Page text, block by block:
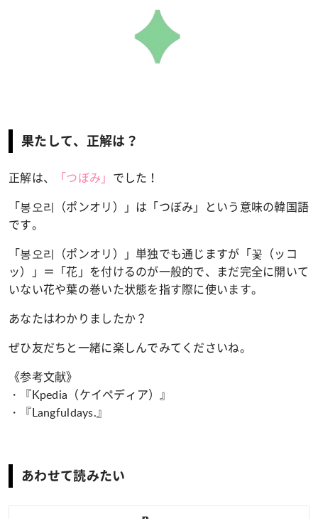
果たして、正解は？
正解は、 「つぼみ」 でした！
「봉오리 （ポンオリ ）」は「つぼみ」という意味の韓国語
です。
「봉오리（ポンオリ）」単独でも通じますが「꽃（ッコ
ッ）」＝「花」を付けるのが一般的で、まだ完全に開いて
いない花や葉の巻いた状態を指す際に使います。
あなたはわかりましたか？
ぜひ友だちと一緒に楽しんでみてくださいね。
《参考文献》
・『Kpedia（ケイペディア）』
・『Langfuldays.』
あわせて読みたい